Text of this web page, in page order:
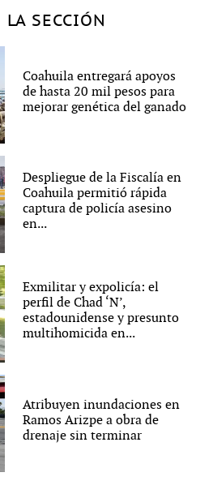
SECCIÓN
Coahuila entregará apoyos
de hasta 20 mil pesos para
mejorar genética del ganado
Despliegue de la Fiscalía en
Coahuila permitió rápida
captura de policía asesino
en...
Exmilitar y expolicía: el
perfil de Chad ‘N’,
estadounidense y presunto
multihomicida en...
Atribuyen inundaciones en
Ramos Arizpe a obra de
drenaje sin terminar